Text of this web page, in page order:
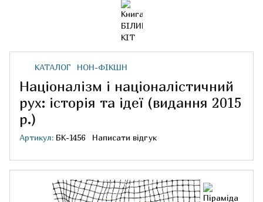
КАТАЛОГ НОН-ФІКШН
Націоналізм і націоналістичний
рух: історія та ідеї (видання 2015
р.)
Артикул: БК-1456 Написати відгук